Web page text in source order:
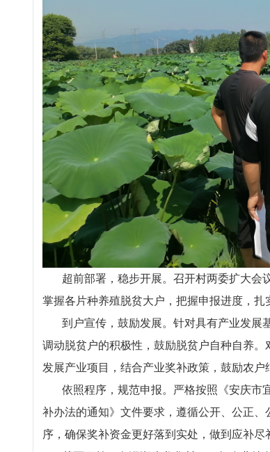
超前部署，稳步开展。召开村两委扩大会
掌握各片种养殖脱贫大户，把握申报进度，扎
到户宣传，鼓励发展。针对具有产业发展
调动脱贫户的积极性，鼓励脱贫户自种自养
发展产业项目，结合产业奖补政策，鼓励农
依照程序，规范申报。严格按照《安庆市
补办法的通知》文件要求，遵循公开、公正
序，确保奖补资金更好落到实处，做到应补尽